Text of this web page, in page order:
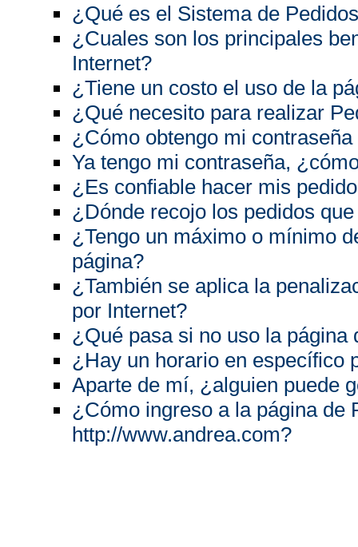
¿Qué es el Sistema de
¿Cuales son los principales
Internet?
¿Tiene un costo el uso de la
¿Qué necesito para realizar
¿Cómo obtengo mi
Ya tengo mi contraseña,
¿Es confiable hacer mis
¿Dónde recojo los pedidos
¿Tengo un máximo o mínimo
página?
¿También se aplica la
por Internet?
¿Qué pasa si no uso la
¿Hay un horario en específico
Aparte de mí, ¿alguien puede
¿Cómo ingreso a la página de
http://www.andrea.com?